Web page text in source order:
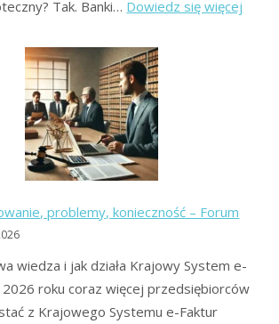
Tak. Banki… Dowiedz się więcej
problemy, konieczność – Forum
wiedza i jak działa Krajowy System e-
2026 roku coraz więcej przedsiębiorców
z Krajowego Systemu e-Faktur